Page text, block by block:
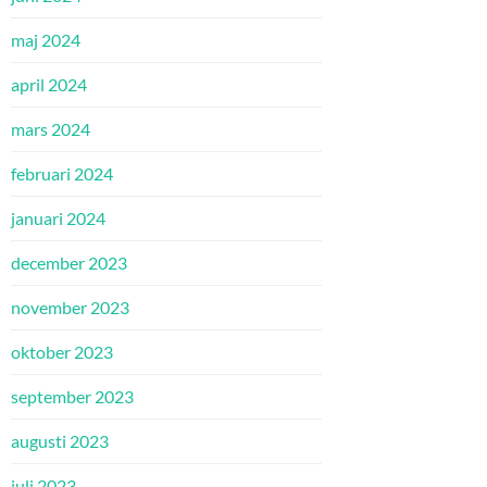
maj 2024
april 2024
mars 2024
februari 2024
januari 2024
december 2023
november 2023
oktober 2023
september 2023
augusti 2023